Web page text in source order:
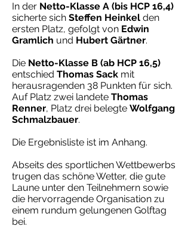
In der Netto-Klasse A (bis HCP 16,4)
sicherte sich Steffen Heinkel den
ersten Platz, gefolgt von Edwin
Gramlich und Hubert Gärtner.
Die Netto-Klasse B (ab HCP 16,5)
entschied Thomas Sack mit
herausragenden 38 Punkten für sich.
Auf Platz zwei landete Thomas
Renner, Platz drei belegte Wolfgang
Schmalzbauer.
Die Ergebnisliste ist im Anhang.
Abseits des sportlichen Wettbewerbs
trugen das schöne Wetter, die gute
Laune unter den Teilnehmern sowie
die hervorragende Organisation zu
einem rundum gelungenen Golftag
bei.